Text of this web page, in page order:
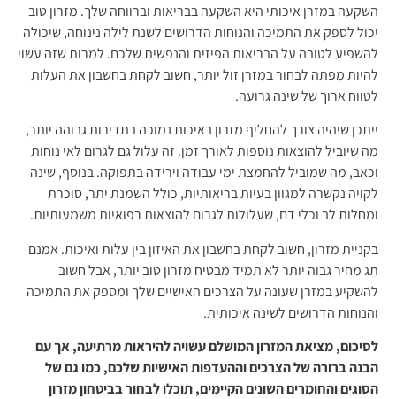
השקעה במזרן איכותי היא השקעה בבריאות וברווחה שלך. מזרון טוב
יכול לספק את התמיכה והנוחות הדרושים לשנת לילה נינוחה, שיכולה
להשפיע לטובה על הבריאות הפיזית והנפשית שלכם. למרות שזה עשוי
להיות מפתה לבחור במזרן זול יותר, חשוב לקחת בחשבון את העלות
לטווח ארוך של שינה גרועה.
ייתכן שיהיה צורך להחליף מזרון באיכות נמוכה בתדירות גבוהה יותר,
מה שיוביל להוצאות נוספות לאורך זמן. זה עלול גם לגרום לאי נוחות
וכאב, מה שמוביל להחמצת ימי עבודה וירידה בתפוקה. בנוסף, שינה
לקויה נקשרה למגוון בעיות בריאותיות, כולל השמנת יתר, סוכרת
ומחלות לב וכלי דם, שעלולות לגרום להוצאות רפואיות משמעותיות.
בקניית מזרון, חשוב לקחת בחשבון את האיזון בין עלות ואיכות. אמנם
תג מחיר גבוה יותר לא תמיד מבטיח מזרון טוב יותר, אבל חשוב
להשקיע במזרן שעונה על הצרכים האישיים שלך ומספק את התמיכה
והנוחות הדרושים לשינה איכותית.
לסיכום,מציאתהמזרוןהמושלםעשויהלהיראותמרתיעה,אךעם
הבנהברורהשלהצרכיםוההעדפותהאישיותשלכם,כמוגםשל
הסוגיםוהחומריםהשוניםהקיימים,תוכלולבחורבביטחוןמזרון